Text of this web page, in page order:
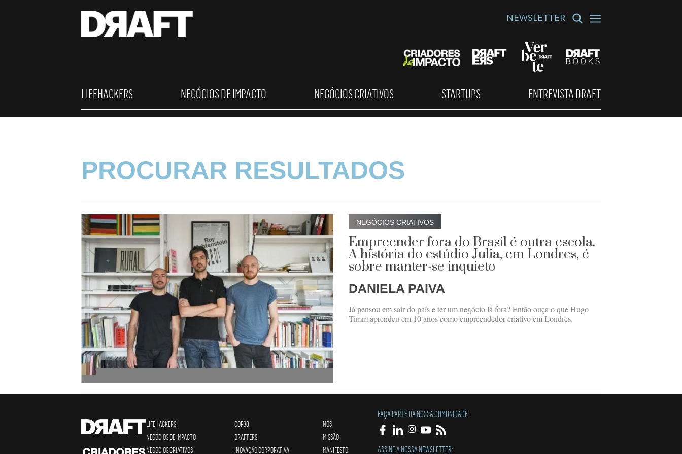
NEWSLETTER
LIFEHACKERS NEGÓCIOS DE IMPACTO NEGÓCIOS CRIATIVOS STARTUPS ENTREVISTA DRAFT
PROCURAR RESULTADOS
NEGÓCIOS CRIATIVOS
Empreender fora do Brasil é outra escola.
A história do estúdio Julia, em Londres, é
sobre manter-se inquieto
DANIELA PAIVA
Já pensou em sair do país e ter um negócio lá fora? Então ouça o que Hugo
Timm aprendeu em 10 anos como empreendedor criativo em Londres.
LIFEHACKERS
NEGÓCIOS DE IMPACTO
NEGÓCIOS CRIATIVOS
COP30
DRAFTERS
INOVAÇÃO CORPORATIVA
NÓS
MISSÃO
MANIFESTO
FAÇA PARTE DA NOSSA COMUNIDADE
ASSINE A NOSSA NEWSLETTER: